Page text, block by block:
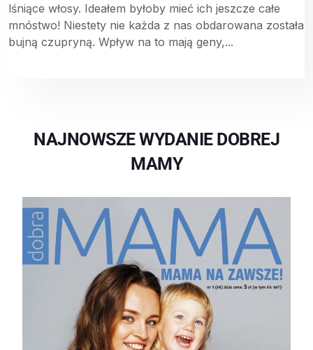
lśniące włosy. Ideałem byłoby mieć ich jeszcze całe
mnóstwo! Niestety nie każda z nas obdarowana została
bujną czupryną. Wpływ na to mają geny,...
NAJNOWSZE WYDANIE DOBREJ
MAMY